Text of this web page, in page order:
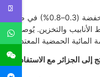
يُستخدم الطين العضوي بجرعات منخفضة (0.3–0.8%) في ضبط
والتخزين. يُوصى
الجزائر مع الاستفادة